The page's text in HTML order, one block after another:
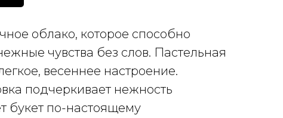
облако, которое способно
чувства без слов. Пастельная
весеннее настроение.
подчеркивает нежность
букет по-настоящему